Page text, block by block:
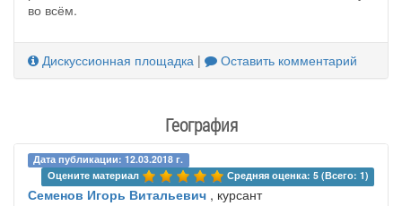
во всём.
Дискуссионная площадка | Оставить комментарий
География
Дата публикации: 12.03.2018 г.
Оцените материал
Средняя оценка: 5 (Всего: 1)
Семенов Игорь Витальевич , курсант